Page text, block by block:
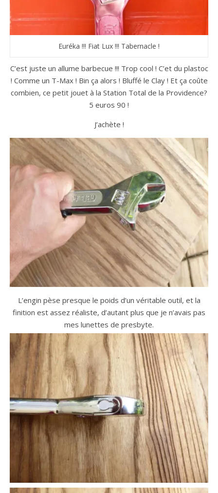
Euréka !!! Fiat Lux !!! Tabernacle !
C’est juste un allume barbecue !!! Trop cool ! C’et du plastoc
! Comme un T-Max ! Bin ça alors ! Bluffé le Clay ! Et ça coûte
combien, ce petit jouet à la Station Total de la Providence?
5 euros 90 !
J’achète !
L’engin pèse presque le poids d’un véritable outil, et la
finition est assez réaliste, d’autant plus que je n’avais pas
mes lunettes de presbyte.